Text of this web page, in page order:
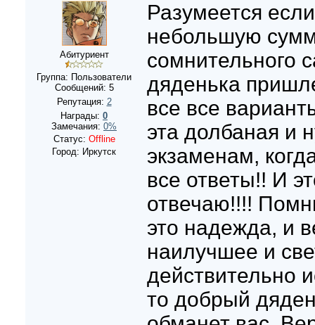
Абитуриент
Группа: Пользователи
Сообщений: 5
Репутация: 2
Награды: 0
Замечания: 0%
Статус: Offline
Город: Иркутск
Разумеется
небольшую
сомнительного
дяденька
все все
эта долбаная и
экзаменам,
все ответы!! И
отвечаю!!!!
это надежда, и
наилучшее и
действительно
то добрый